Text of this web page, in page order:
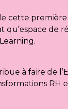
cette
qu’espace de
à faire de
RH